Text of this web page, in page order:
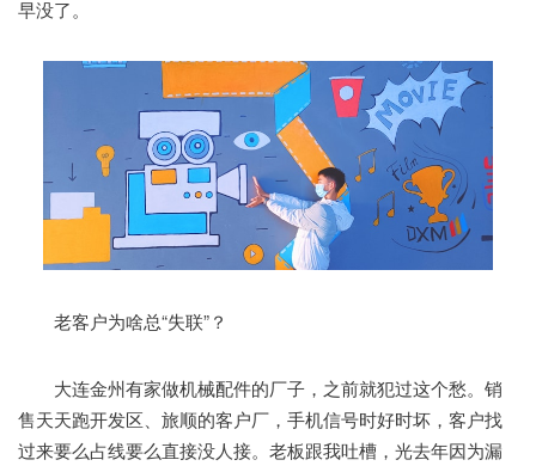
早没了。
老客户为啥总“失联”？
大连金州有家做机械配件的厂子，之前就犯过这个愁。销
售天天跑开发区、旅顺的客户厂，手机信号时好时坏，客户找
过来要么占线要么直接没人接。老板跟我吐槽，光去年因为漏